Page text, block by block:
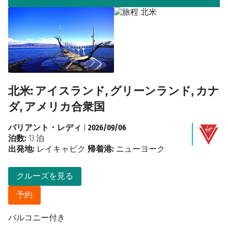
北米: アイスランド, グリーンランド, カナ
ダ, アメリカ合衆国
バルコニー付き
クルーズを見る
予約
バリアント・レディ
2026/09/06
泊数: 13 泊
出発地: レイキャビク 帰着港: ニューヨーク